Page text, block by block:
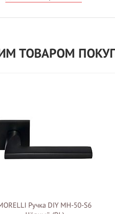
ТОВАРОМ
Ручка DIY MH-50-S6